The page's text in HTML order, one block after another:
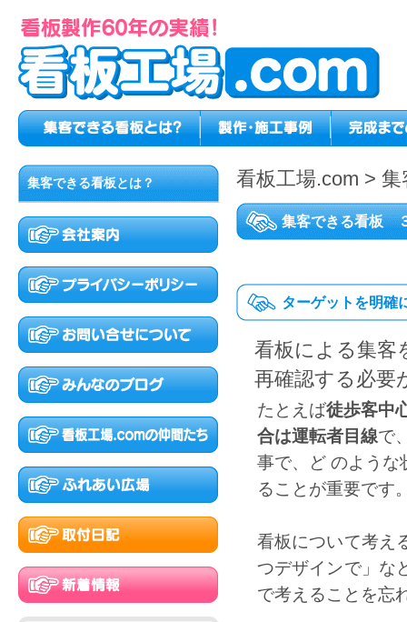
看板工場.com > 集
集客できる看板
ターゲットを明確
看板による集客
再確認する必要
たとえば徒歩客中
合は運転者目線で
事で、ど のような
ることが重要です
看板について考え
つデザインで」な
で考えることを忘
集客できる看板とは？